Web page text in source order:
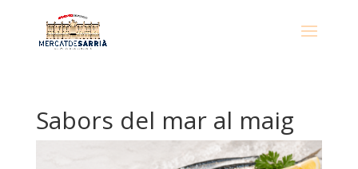
​Sabors del mar al maig